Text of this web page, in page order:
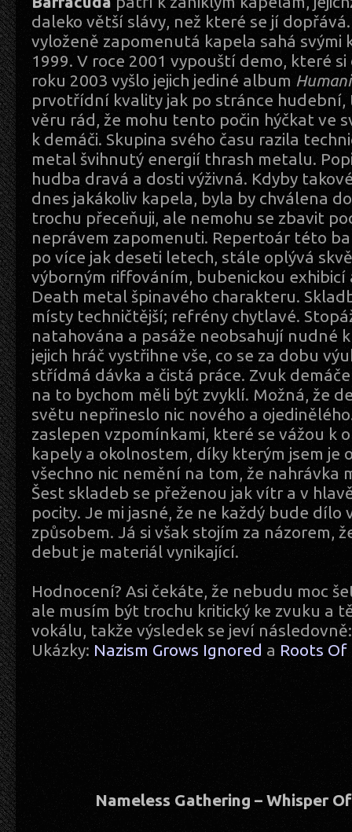
daleko větší slávy, než které se jí
vyloženě zapomenutá kapela sahá svými
1999. V roce 2001 vypouští demo, které
roku 2003 vyšlo jejich jediné album
prvotřídní kvality jak po stránce hudební,
věru rád, že mohu tento počin hýčkat ve
k demáči. Skupina svého času razila
metal švihnutý energií thrash metalu.
hudba dravá a dosti výživná. Kdyby
dnes jakákoliv kapela, byla by chválena
trochu přeceňuji, ale nemohu se zbavit
neprávem zapomenuti. Repertoár této
po více jak deseti letech, stále oplývá
výborným riffováním, bubenickou
Death metal špinavého charakteru.
místy techničtější; refrény chytlavé.
natahována a pasáže neobsahují nudné
jejich hráč vystřihne vše, co se za dobu
střídmá dávka a čistá práce. Zvuk
na to bychom měli být zvyklí. Možná, že
světu nepřineslo nic nového a
zaslepen vzpomínkami, které se vážou k
kapely a okolnostem, díky kterým jsem je
všechno nic nemění na tom, že nahrávka
Šest skladeb se přeženou jak vítr a v
pocity. Je mi jasné, že ne každý bude dílo
způsobem. Já si však stojím za názorem,
debut je materiál vynikající.
Hodnocení? Asi čekáte, že nebudu moc
ale musím být trochu kritický ke zvuku a
vokálu, takže výsledek se jeví
Ukázky: Nazism Grows Ignored a Roots Of
Nameless Gathering – Whisper